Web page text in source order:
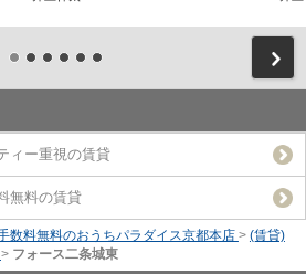
ィー重視の賃貸
無料の賃貸
数料無料のおうちパラダイス京都本店 > (賃貸)
> フォース二条城東